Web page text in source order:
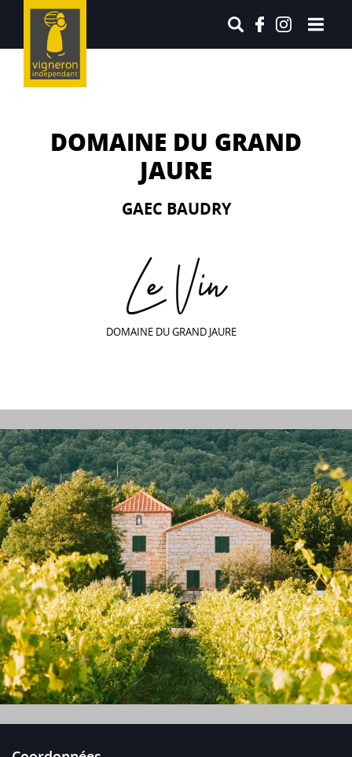
DOMAINE DU GRAND
JAURE
GAEC BAUDRY
Le Vin
DOMAINE DU GRAND JAURE
Voir le site